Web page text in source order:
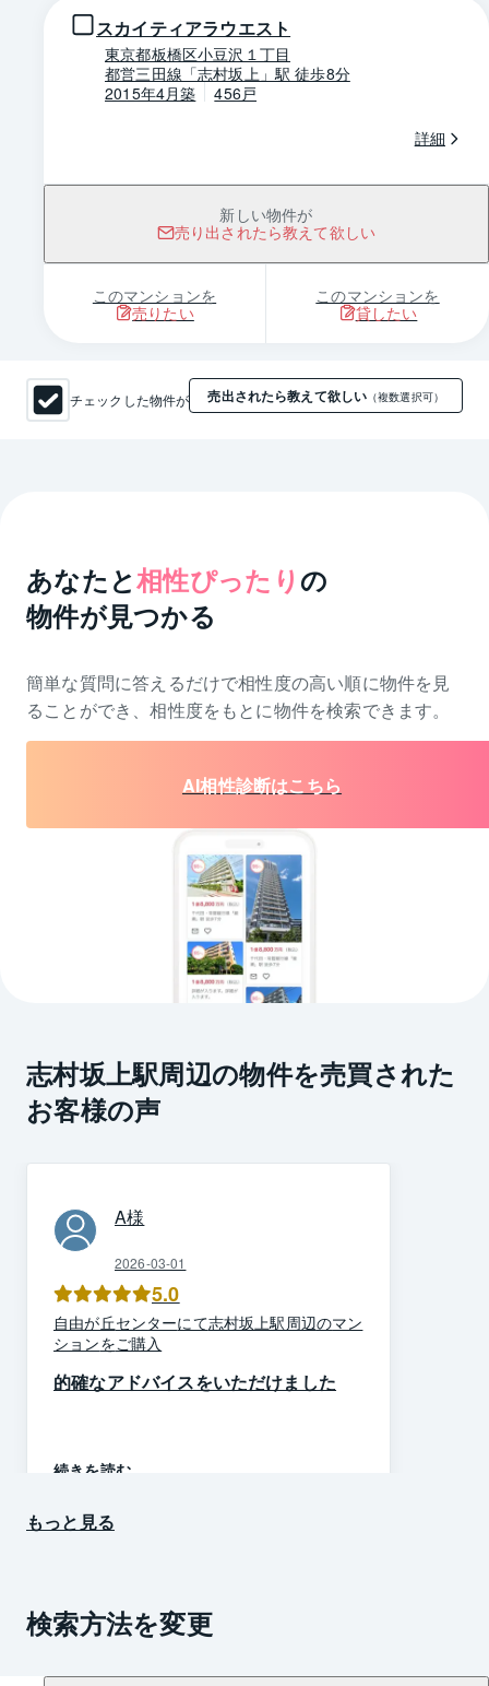
スカイティアラウエスト
東京都板橋区小豆沢１丁目
都営三田線「志村坂上」駅 徒歩8分
2015年4月築
456戸
詳細
新しい物件が
売り出されたら教えて欲しい
このマンションを
売りたい
このマンションを
貸したい
チェックした物件が 売出されたら教えて欲しい （複数選択可）
あなたと相性ぴったり の
物件が見つかる
簡単な質問に答えるだけで相性度の高い順に物件を 見
ることができ、相性度をもとに物件を検索できます。
AI相性診断はこちら
志村坂上駅周辺の物件を売買された
お客様の声
A様
2026-03-01
5.0
自由が丘センターにて志村坂上駅周辺のマン
ションをご購入
的確なアドバイスをいただけました
続きを読む
もっと見る
検索方法を変更